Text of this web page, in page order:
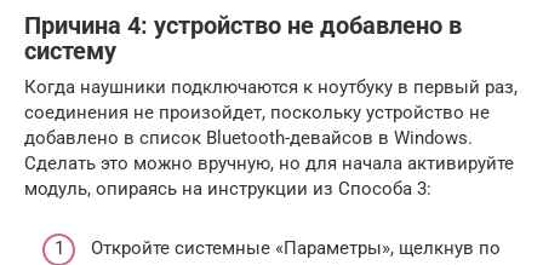
Причина 4: устройство не добавлено в
систему
Когда наушники подключаются к ноутбуку в первый раз,
соединения не произойдет, поскольку устройство не
добавлено в список Bluetooth-девайсов в Windows.
Сделать это можно вручную, но для начала активируйте
модуль, опираясь на инструкции из Способа 3:
Откройте системные «Параметры», щелкнув по